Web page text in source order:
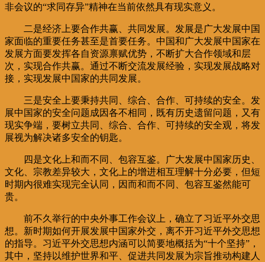
非会议的“求同存异”精神在当前依然具有现实意义。
二是经济上要合作共赢、共同发展。发展是广大发展中国
家面临的重要任务甚至是首要任务。中国和广大发展中国家在
发展方面要发挥各自资源禀赋优势，不断扩大合作领域和层
次，实现合作共赢。通过不断交流发展经验，实现发展战略对
接，实现发展中国家的共同发展。
三是安全上要秉持共同、综合、合作、可持续的安全。发
展中国家的安全问题成因各不相同，既有历史遗留问题，又有
现实争端，要树立共同、综合、合作、可持续的安全观，将发
展视为解决诸多安全的钥匙。
四是文化上和而不同、包容互鉴。广大发展中国家历史、
文化、宗教差异较大，文化上的增进相互理解十分必要，但短
时期内很难实现完全认同，因而和而不同、包容互鉴然能可
贵。
前不久举行的中央外事工作会议上，确立了习近平外交思
想。新时期如何开展发展中国家外交，离不开习近平外交思想
的指导。习近平外交思想内涵可以简要地概括为“十个坚持”，
其中，坚持以维护世界和平、促进共同发展为宗旨推动构建人